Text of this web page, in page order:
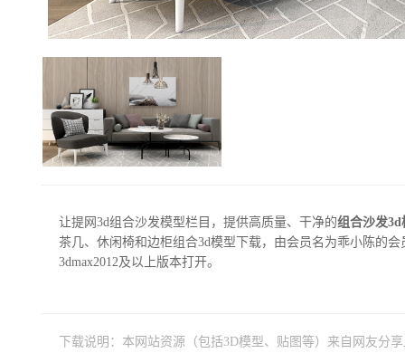
让提网3d组合沙发模型栏目，提供高质量、干净的组合沙发3d
茶几、休闲椅和边柜组合3d模型下载，由会员名为乖小陈的
3dmax2012及以上版本打开。
下载说明：本网站资源（包括3D模型、贴图等）来自网友分